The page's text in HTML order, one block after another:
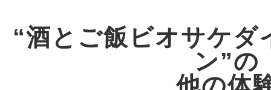
“酒とご飯ビオサケダ
ン”の
厚木